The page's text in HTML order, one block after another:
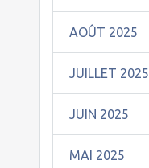
AOÛT 2025
JUILLET 2025
JUIN 2025
MAI 2025